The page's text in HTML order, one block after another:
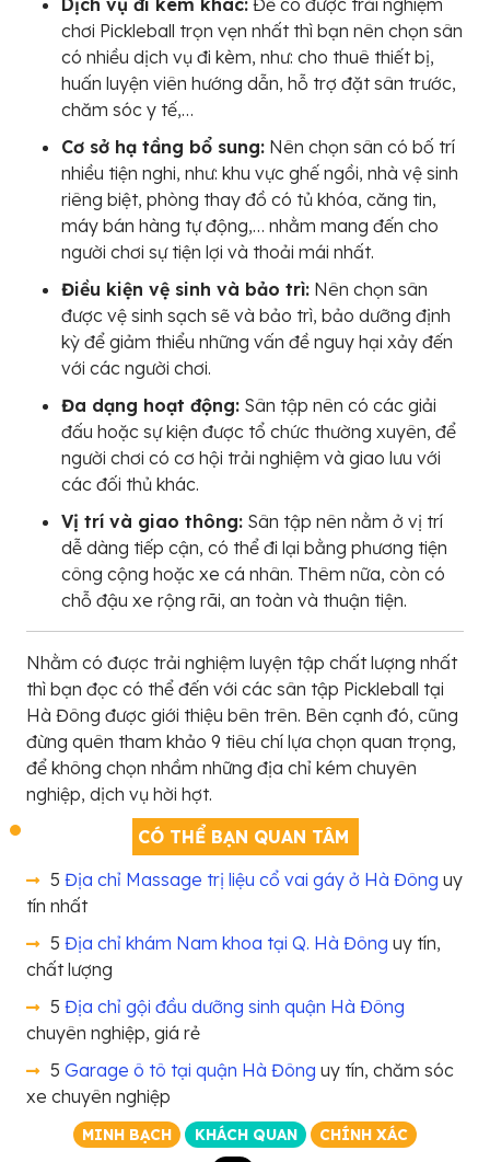
chơi Pickleball trọn vẹn nhất thì bạn nên chọn sân
có nhiều dịch vụ đi kèm, như: cho thuê thiết bị,
huấn luyện viên hướng dẫn, hỗ trợ đặt sân trước,
chăm sóc y tế,…
Cơ sở hạ tầng bổ sung: Nên chọn sân có bố trí
nhiều tiện nghi, như: khu vực ghế ngồi, nhà vệ sinh
riêng biệt, phòng thay đồ có tủ khóa, căng tin,
máy bán hàng tự động,… nhằm mang đến cho
người chơi sự tiện lợi và thoải mái nhất.
Điều kiện vệ sinh và bảo trì: Nên chọn sân
được vệ sinh sạch sẽ và bảo trì, bảo dưỡng định
kỳ để giảm thiểu những vấn đề nguy hại xảy đến
với các người chơi.
Đa dạng hoạt động: Sân tập nên có các giải
đấu hoặc sự kiện được tổ chức thường xuyên, để
người chơi có cơ hội trải nghiệm và giao lưu với
các đối thủ khác.
Vị trí và giao thông: Sân tập nên nằm ở vị trí
dễ dàng tiếp cận, có thể đi lại bằng phương tiện
công cộng hoặc xe cá nhân. Thêm nữa, còn có
chỗ đậu xe rộng rãi, an toàn và thuận tiện.
Nhằm có được trải nghiệm luyện tập chất lượng nhất
thì bạn đọc có thể đến với các sân tập Pickleball tại
Hà Đông được giới thiệu bên trên. Bên cạnh đó, cũng
đừng quên tham khảo 9 tiêu chí lựa chọn quan trọng,
để không chọn nhầm những địa chỉ kém chuyên
nghiệp, dịch vụ hời hợt.
CÓ THỂ BẠN QUAN TÂM
5 Địa chỉ Massage trị liệu cổ vai gáy ở Hà Đông uy
tín nhất
5 Địa chỉ khám Nam khoa tại Q. Hà Đông uy tín,
chất lượng
5 Địa chỉ gội đầu dưỡng sinh quận Hà Đông
chuyên nghiệp, giá rẻ
5 Garage ô tô tại quận Hà Đông uy tín, chăm sóc
xe chuyên nghiệp
MINH BẠCH KHÁCH QUAN CHÍNH XÁC